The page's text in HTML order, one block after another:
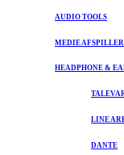
AUDIO TOOLS
MEDIE AFSPILLER
HEADPHONE &
LINE
DANTE